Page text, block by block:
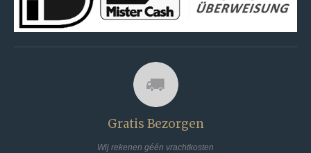
Gratis Bezorgen
Wij rekenen géén vrachtkosten